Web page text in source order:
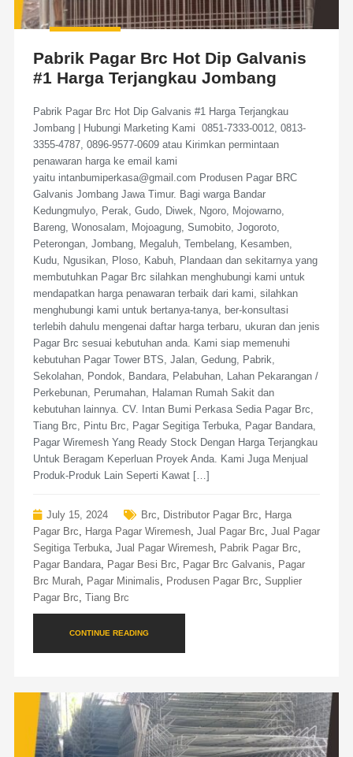
Pabrik Pagar Brc Hot Dip Galvanis
#1 Harga Terjangkau Jombang
Pabrik Pagar Brc Hot Dip Galvanis #1 Harga Terjangkau
Jombang | Hubungi Marketing Kami 0851-7333-0012, 0813-
3355-4787, 0896-9577-0609 atau Kirimkan permintaan
penawaran harga ke email kami
yaitu intanbumiperkasa@gmail.com Produsen Pagar BRC
Galvanis Jombang Jawa Timur. Bagi warga Bandar
Kedungmulyo, Perak, Gudo, Diwek, Ngoro, Mojowarno,
Bareng, Wonosalam, Mojoagung, Sumobito, Jogoroto,
Peterongan, Jombang, Megaluh, Tembelang, Kesamben,
Kudu, Ngusikan, Ploso, Kabuh, Plandaan dan sekitarnya yang
membutuhkan Pagar Brc silahkan menghubungi kami untuk
mendapatkan harga penawaran terbaik dari kami, silahkan
menghubungi kami untuk bertanya-tanya, ber-konsultasi
terlebih dahulu mengenai daftar harga terbaru, ukuran dan jenis
Pagar Brc sesuai kebutuhan anda. Kami siap memenuhi
kebutuhan Pagar Tower BTS, Jalan, Gedung, Pabrik,
Sekolahan, Pondok, Bandara, Pelabuhan, Lahan Pekarangan /
Perkebunan, Perumahan, Halaman Rumah Sakit dan
kebutuhan lainnya. CV. Intan Bumi Perkasa Sedia Pagar Brc,
Tiang Brc, Pintu Brc, Pagar Segitiga Terbuka, Pagar Bandara,
Pagar Wiremesh Yang Ready Stock Dengan Harga Terjangkau
Untuk Beragam Keperluan Proyek Anda. Kami Juga Menjual
Produk-Produk Lain Seperti Kawat […]
July 15, 2024 Brc Distributor Pagar Brc
Harga
Pagar Brc
Harga Pagar Wiremesh, Jual Pagar Brc Jual Pagar
Segitiga Terbuka, Jual Pagar Wiremesh, Pabrik Pagar Brc
Pagar Bandara, Pagar Besi Brc Pagar Brc Galvanis
Pagar
Brc Murah, Pagar Minimalis Produsen Pagar Brc Supplier
Pagar Brc Tiang Brc
CONTINUE READING